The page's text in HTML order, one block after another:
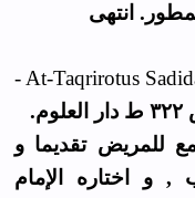
انتهى
- At-Taqrirotus
للمريض تقديما و
, و اختاره الإمام